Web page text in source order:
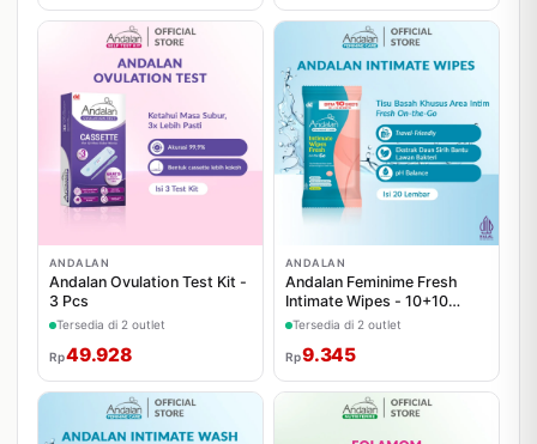
ANDALAN
Andalan Ovulation Test Kit -
3 Pcs
Tersedia di 2 outlet
Rp49.928
ANDALAN
Andalan Feminime Fresh
Intimate Wipes - 10+10
Sheets
Tersedia di 2 outlet
Rp9.345